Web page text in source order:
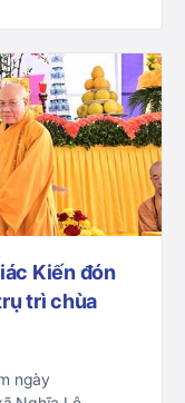
Kiến đón
trì chùa
ngày